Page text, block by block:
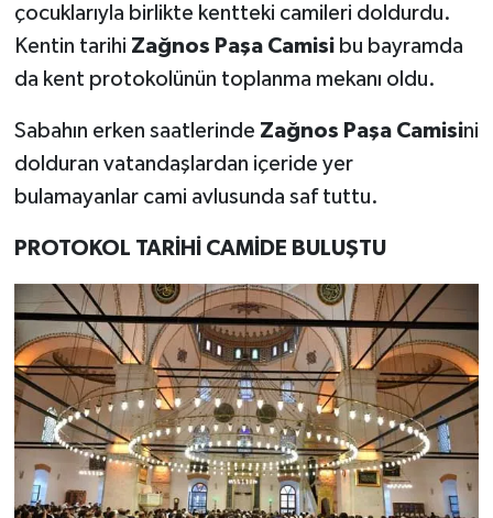
çocuklarıyla birlikte kentteki camileri doldurdu.
Kentin tarihi Zağnos Paşa Camisi bu bayramda
da kent protokolünün toplanma mekanı oldu.
Sabahın erken saatlerinde Zağnos Paşa Camisini
dolduran vatandaşlardan içeride yer
bulamayanlar cami avlusunda saf tuttu.
PROTOKOL TARİHİ CAMİDE BULUŞTU